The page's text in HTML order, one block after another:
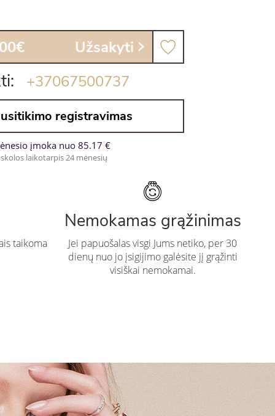
Užsakyti
+37067500737
registravimas
įmoka nuo 85.17 €
laikotarpis 24 mėnesių
taikoma
Nemokamas grąžinimas
Jei papuošalas visgi Jums netiko, per 30
dienų nuo jo įsigijimo galėsite jį grąžinti
visiškai nemokamai.